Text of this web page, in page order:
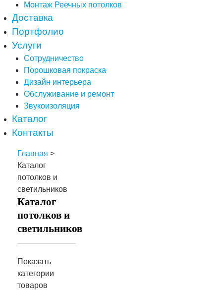
Монтаж Реечных потолков
Доставка
Портфолио
Услуги
Сотрудничество
Порошковая покраска
Дизайн интерьера
Обслуживание и ремонт
Звукоизоляция
Каталог
Контакты
Главная >
Каталог
потолков и
светильников
Каталог
потолков и
светильников
Показать
категории
товаров